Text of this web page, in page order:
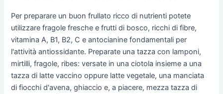
Per preparare un buon frullato ricco di nutrienti potete
utilizzare fragole fresche e frutti di bosco, ricchi di fibre,
vitamina A, B1, B2, C e antocianine fondamentali per
l'attività antiossidante. Preparate una tazza con lamponi,
mirtilli, fragole, ribes: versate in una ciotola insieme a una
tazza di latte vaccino oppure latte vegetale, una manciata
di fiocchi d'avena, ghiaccio e, a piacere, mezza tazza di